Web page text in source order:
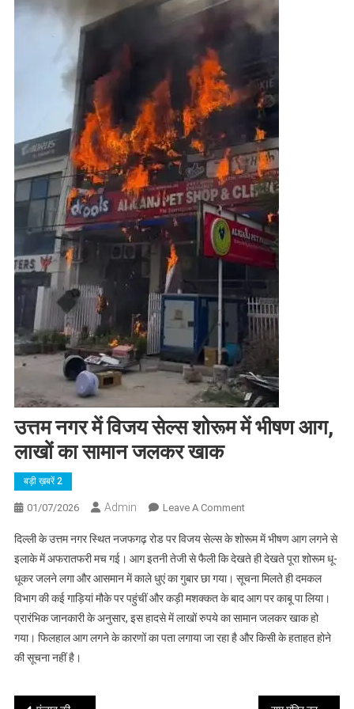
उत्तम नगर में विजय सेल्स शोरूम में भीषण आग,
लाखों का सामान जलकर खाक
बड़ी ख़बरें 2
01/07/2026 Admin Leave A CommentOn
नगर
में
विजय
सेल्स
शोरूम
में
दिल्ली के उत्तम नगर स्थित नजफगढ़ रोड पर विजय सेल्स के शोरूम में भीषण आग लगने से
इलाके में अफरातफरी मच गई। आग इतनी तेजी से फैली कि देखते ही देखते पूरा शोरूम धू-
धूकर जलने लगा और आसमान में काले धुएं का गुबार छा गया। सूचना मिलते ही दमकल
विभाग की कई गाड़ियां मौके पर पहुंचीं और कड़ी मशक्कत के बाद आग पर काबू पा लिया।
प्रारंभिक जानकारी के अनुसार, इस हादसे में लाखों रुपये का सामान जलकर खाक हो
गया। फिलहाल आग लगने के कारणों का पता लगाया जा रहा है और किसी के हताहत होने
की सूचना नहीं है।